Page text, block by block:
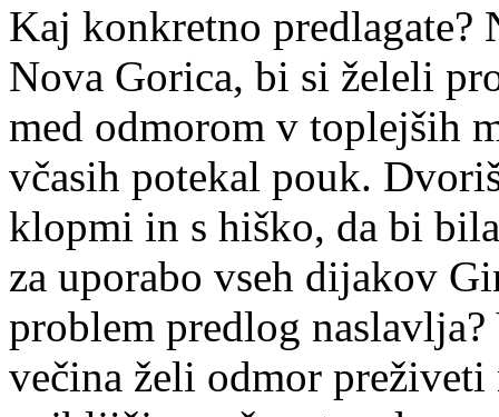
Kaj konkretno predlagate?
Nova Gorica, bi si želeli
med odmorom v toplejših
včasih potekal pouk.
klopmi in s hiško, da bi
za uporabo vseh dijakov
problem predlog
večina želi odmor preživeti